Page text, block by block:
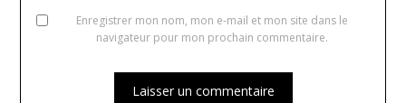
Enregistrer mon nom, mon e-mail et mon site dans le
navigateur pour mon prochain commentaire.